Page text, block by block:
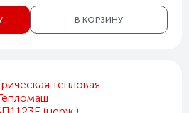
В КОРЗИНУ